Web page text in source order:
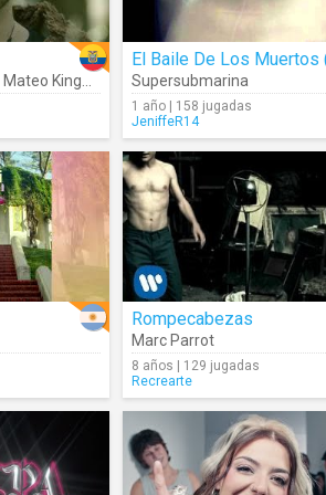
Mateo Kingman Supersubmarina
1 año | 158 jugadas
JeniffeR14
Rompecabezas
Marc Parrot
8 años | 129 jugadas
Recrearte